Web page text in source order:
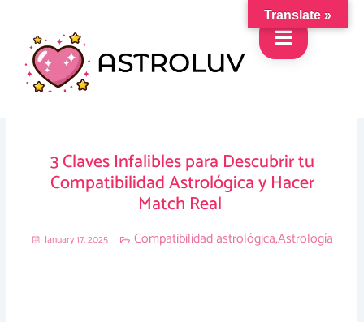
content
3 Claves Infalibles para Descubrir tu
Compatibilidad Astrológica y Hacer
Match Real
January 17, 2025 Compatibilidad astrológica,Astrología
Translate »